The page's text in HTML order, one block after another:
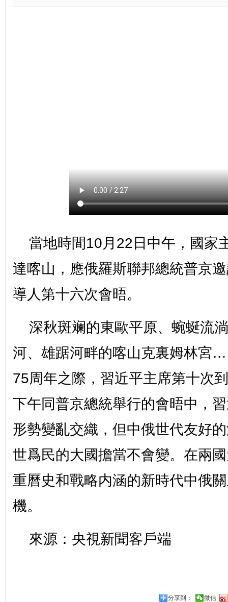
當地時間10月22日中午，國家
達喀山，應俄羅斯聯邦總統普京
導人第十六次會晤。
深秋斑斓的東歐平原、蜿蜒流
河、雄踞河畔的喀山克裏姆林宮
75周年之際，習近平主席第十次
下午同普京總統舉行的會晤中，
形勢變亂交織，但中俄世代友好
世爲民的大國擔當不會變。在兩
重曆史和戰略内涵的新時代中俄
機。
來源：央視新聞客戶端
分享到： 微信